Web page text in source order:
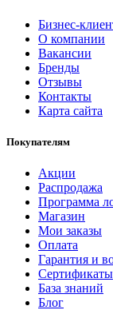
Бизнес-
О компании
Вакансии
Бренды
Отзывы
Контакты
Карта сайта
Покупателям
Акции
Распродажа
Программа
Магазин
Мои заказы
Оплата
Гарантия и
Сертификаты
База знаний
Блог